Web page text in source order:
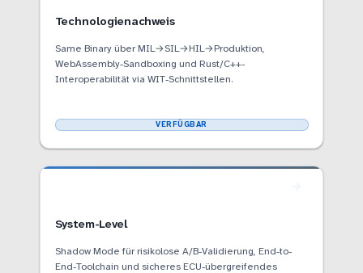
Technologienachweis
Same Binary über MIL→SIL→HIL→Produktion,
WebAssembly-Sandboxing und Rust/C++-
Interoperabilität via WIT-Schnittstellen.
VERFÜGBAR
System-Level
Shadow Mode für risikolose A/B-Validierung, End-to-
End-Toolchain und sicheres ECU-übergreifendes